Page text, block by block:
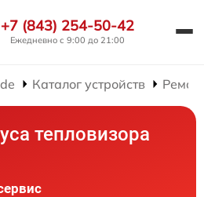
+7 (843) 254-50-42
Ежедневно с 9:00 до 21:00
Каталог устройств
тепловизора